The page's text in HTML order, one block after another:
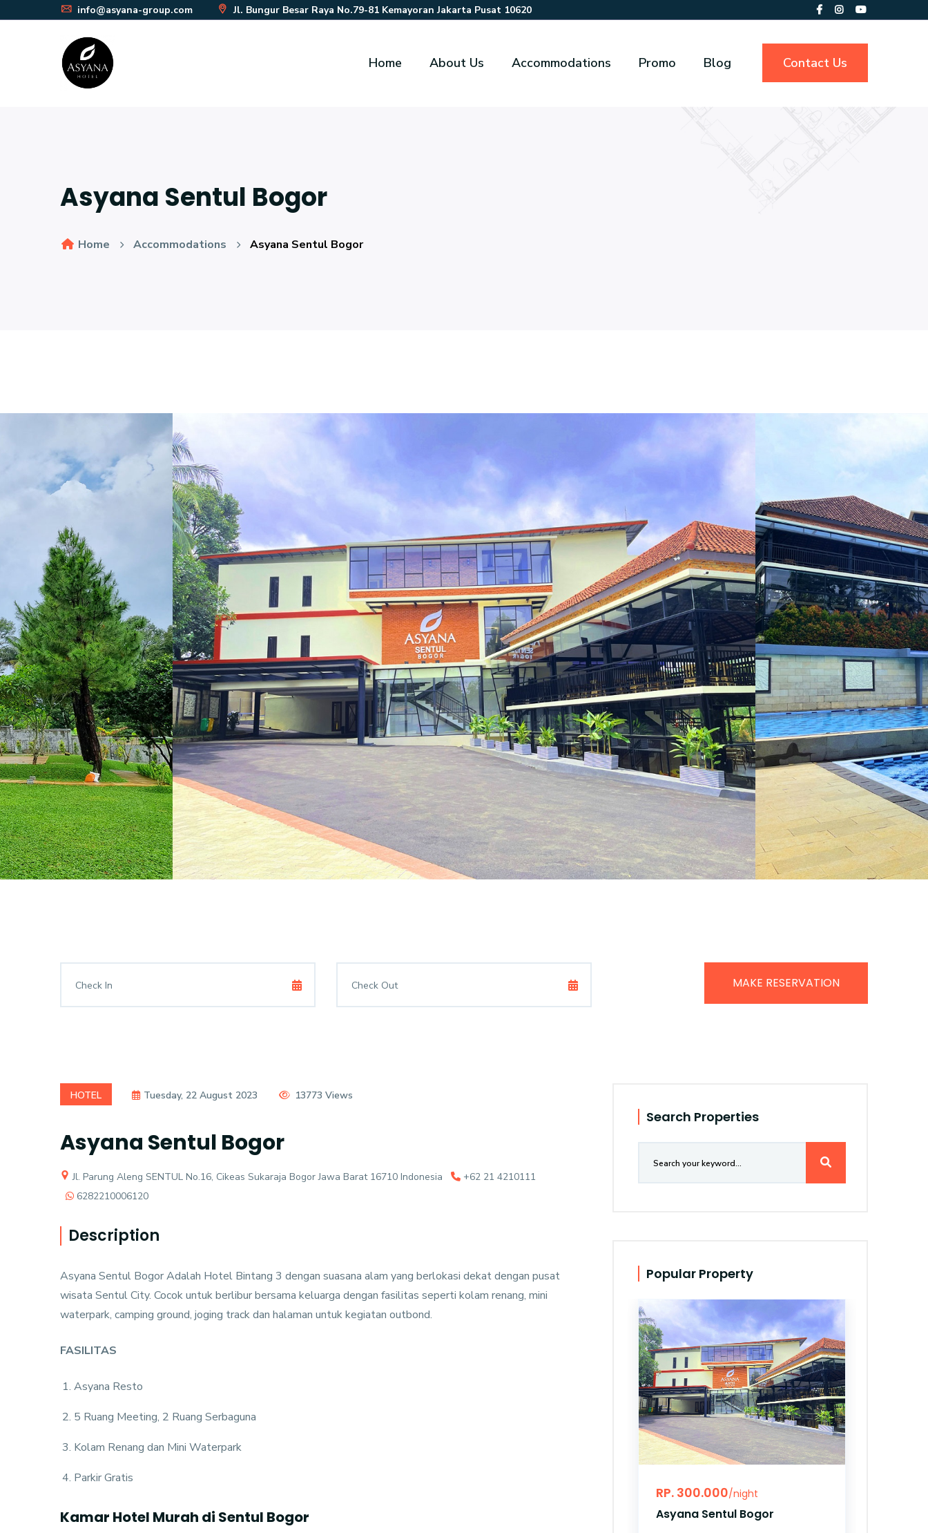
info@asyana-group.com Jl. Bungur Besar Raya No.79-81 Kemayoran Jakarta Pusat 10620
Home About Us Accommodations Promo Blog Contact Us
Asyana Sentul Bogor
Home Accommodations Asyana Sentul Bogor
MAKE RESERVATION
HOTEL Tuesday, 22 August 2023 13773 Views
Asyana Sentul Bogor
Jl. Parung Aleng SENTUL No.16, Cikeas Sukaraja Bogor Jawa Barat 16710 Indonesia
+62 21 4210111
6282210006120
Description
Asyana Sentul Bogor Adalah Hotel Bintang 3 dengan suasana alam yang berlokasi dekat dengan pusat
wisata Sentul City. Cocok untuk berlibur bersama keluarga dengan fasilitas seperti kolam renang, mini
waterpark, camping ground, joging track dan halaman untuk kegiatan outbond.
FASILITAS
Asyana Resto
5 Ruang Meeting, 2 Ruang Serbaguna
Kolam Renang dan Mini Waterpark
Parkir Gratis
Kamar Hotel Murah di Sentul Bogor
Search Properties
Popular Property
RP. 300.000/night
Asyana Sentul Bogor